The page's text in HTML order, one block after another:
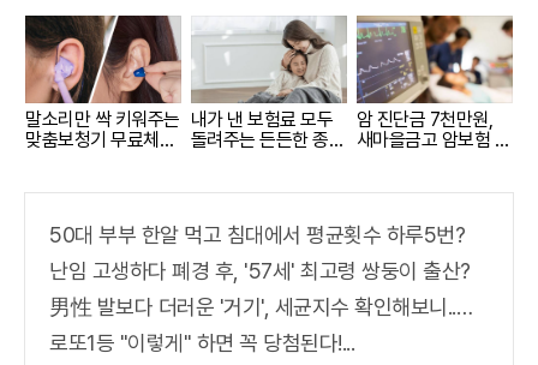
말소리만 싹 키워주는
맞춤보청기 무료체험
내가 낸 보험료 모두
돌려주는 든든한 종신
암 진단금 7천만원,
새마을금고 암보험 출
50대 부부 한알 먹고 침대에서 평균횟수 하루5번?
난임 고생하다 폐경 후, '57세' 최고령 쌍둥이 출산?
男性 발보다 더러운 '거기', 세균지수 확인해보니..충격!
로또1등 "이렇게" 하면 꼭 당첨된다!...